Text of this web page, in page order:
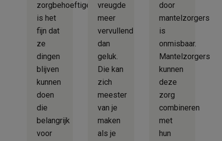
zorgbehoeftigen
is het
fijn dat
ze
dingen
blijven
kunnen
doen
die
belangrijk
voor
vreugde
meer
vervullend
dan
geluk.
Die kan
zich
meester
van je
maken
als je
door
mantelzorgers
is
onmisbaar.
Mantelzorgers
kunnen
deze
zorg
combineren
met
hun